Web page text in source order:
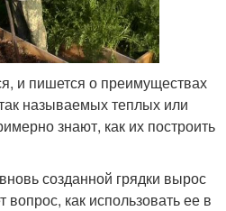
и пишется о преимуществах
называемых теплых или
знают, как их построить
созданной грядки вырос
как использовать ее в